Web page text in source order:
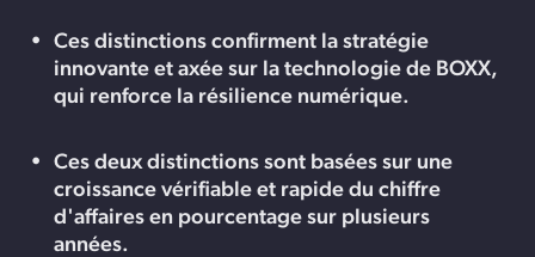
Ces distinctions confirment la stratégie
innovante et axée sur la technologie de BOXX,
qui renforce la résilience numérique.
Ces deux distinctions sont basées sur une
croissance vérifiable et rapide du chiffre
d'affaires en pourcentage sur plusieurs
années.